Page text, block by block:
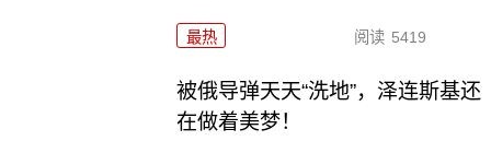
最热 阅读 5419
被俄导弹天天“洗地”，泽连斯基还
在做着美梦！